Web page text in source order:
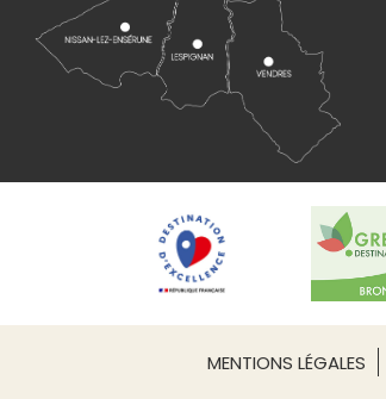
MENTIONS LÉGALES